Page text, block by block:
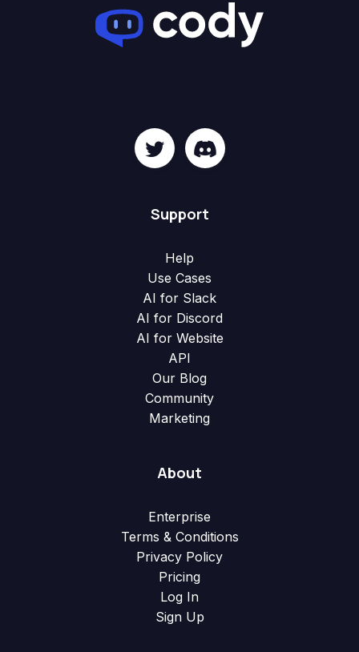
Support
Help
Use Cases
AI for Slack
AI for Discord
AI for Website
API
Our Blog
Community
Marketing
About
Enterprise
Terms & Conditions
Privacy Policy
Pricing
Log In
Sign Up